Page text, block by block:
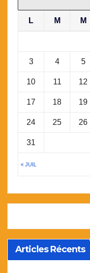
L M M
« JUIL
3 4 5
10 11 12
17 18 19
24 25 26
31
Articles Récents